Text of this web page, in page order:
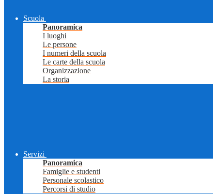
Scuola
Panoramica
I luoghi
Le persone
I numeri della scuola
Le carte della scuola
Organizzazione
La storia
Servizi
Panoramica
Famiglie e studenti
Personale scolastico
Percorsi di studio